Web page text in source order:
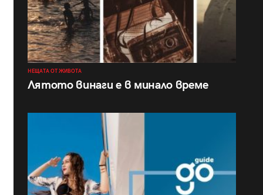
НЕЩАТА ОТ ЖИВОТА
Лятото винаги е в минало време